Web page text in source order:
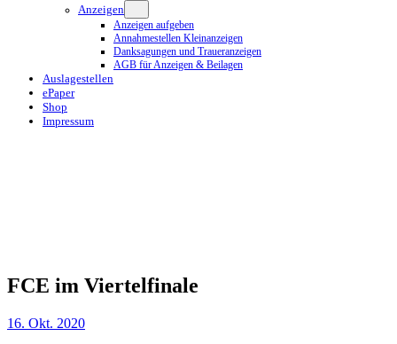
Anzeigen
Anzeigen aufgeben
Annahmestellen Kleinanzeigen
Danksagungen und Traueranzeigen
AGB für Anzeigen & Beilagen
Auslagestellen
ePaper
Shop
Impressum
FCE im Viertelfinale
16. Okt. 2020